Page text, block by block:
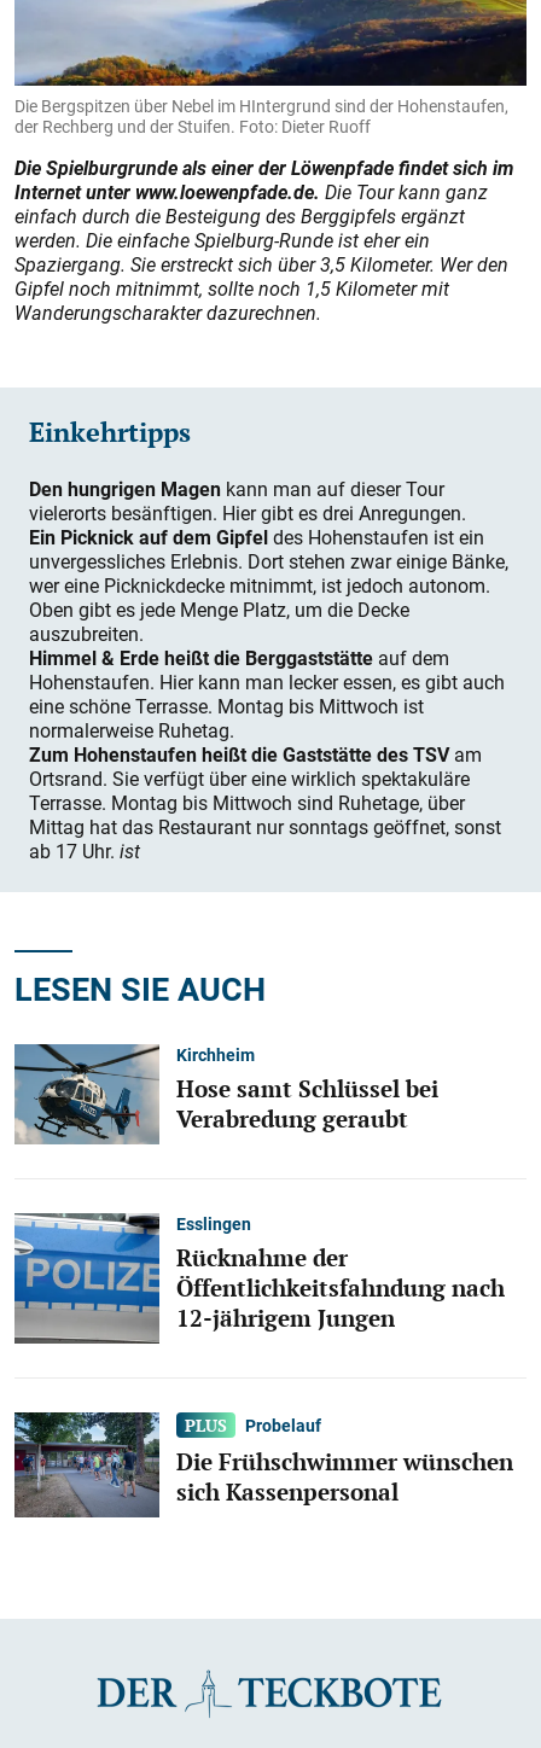
Die Bergspitzen über Nebel im HIntergrund sind der Hohenstaufen,
der Rechberg und der Stuifen. Foto: Dieter Ruoff
Die Spielburgrunde als einer der Löwenpfade findet sich im
Internet unter www.loewenpfade.de. Die Tour kann ganz
einfach durch die Besteigung des Berggipfels ergänzt
werden. Die einfache Spielburg-Runde ist eher ein
Spaziergang. Sie erstreckt sich über 3,5 Kilometer. Wer den
Gipfel noch mitnimmt, sollte noch 1,5 Kilo­meter mit
Wanderungscharakter dazurechnen.
Einkehrtipps
Den hungrigen Magen kann man auf dieser Tour
vielerorts besänftigen. Hier gibt es drei Anregungen.
Ein Picknick auf dem Gipfeldes Hohenstaufen ist ein
unvergessliches Erlebnis. Dort stehen zwar einige Bänke,
wer eine Picknickdecke mitnimmt, ist jedoch autonom.
Oben gibt es jede Menge Platz, um die Decke
auszubreiten.
Himmel & Erde heißt die Berggaststätte auf dem
Hohenstaufen. Hier kann man lecker essen, es gibt auch
eine schöne Terrasse. Montag bis Mittwoch ist
normalerweise Ruhetag.
Zum Hohenstaufen heißt die Gaststätte des TSVam
Ortsrand. Sie verfügt über eine wirklich spektakuläre
Terrasse. Montag bis Mittwoch sind Ruhetage, über
Mittag hat das Res­taurant nur sonntags geöffnet, sonst
ab 17 Uhr. ist
LESEN SIE AUCH
Kirchheim
Hose samt Schlüssel bei
Verabredung geraubt
Esslingen
Rücknahme der
Öffentlichkeitsfahndung nach
12-jährigem Jungen
Probelauf
Die Frühschwimmer wünschen
sich Kassenpersonal